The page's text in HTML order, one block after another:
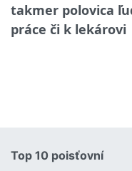
takmer polovica
práce či k lekárovi
Top 10 poisťovní